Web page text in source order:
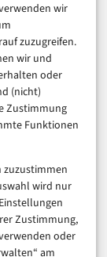
wir
zuzugreifen.
wir und
oder
(nicht)
Zustimmung
Funktionen
zuzustimmen
wird nur
Zustimmung,
oder
am
Was
mit anderen